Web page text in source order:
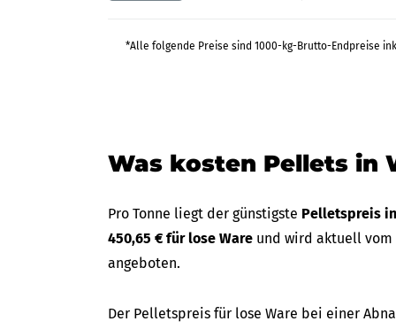
*Alle folgende Preise sind 1000-kg-Brutto-Endpreise
Was kosten Pellets in
Pro Tonne liegt der günstigste Pelletspreis
450,65 € für lose Ware und wird aktuell vom
angeboten.
Der Pelletspreis für lose Ware bei einer